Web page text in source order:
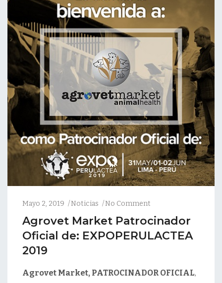
Mayo 2, 2019 Noticias No Comment
Agrovet Market Patrocinador
Oficial de: EXPOPERULACTEA
2019
Agrovet Market, PATROCINADOR OFICIAL,